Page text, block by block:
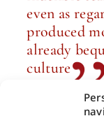
even as
produced
already
culture